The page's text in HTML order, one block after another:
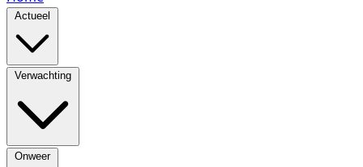
Actueel
Verwachting
Onweer